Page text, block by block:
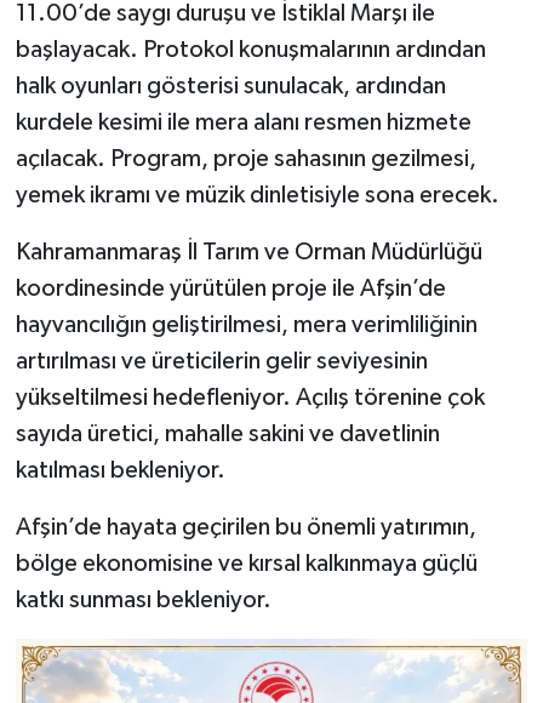
11.00’de saygı duruşu ve İstiklal Marşı ile
başlayacak. Protokol konuşmalarının ardından
halk oyunları gösterisi sunulacak, ardından
kurdele kesimi ile mera alanı resmen hizmete
açılacak. Program, proje sahasının gezilmesi,
yemek ikramı ve müzik dinletisiyle sona erecek.
Kahramanmaraş İl Tarım ve Orman Müdürlüğü
koordinesinde yürütülen proje ile Afşin’de
hayvancılığın geliştirilmesi, mera verimliliğinin
artırılması ve üreticilerin gelir seviyesinin
yükseltilmesi hedefleniyor. Açılış törenine çok
sayıda üretici, mahalle sakini ve davetlinin
katılması bekleniyor.
Afşin’de hayata geçirilen bu önemli yatırımın,
bölge ekonomisine ve kırsal kalkınmaya güçlü
katkı sunması bekleniyor.